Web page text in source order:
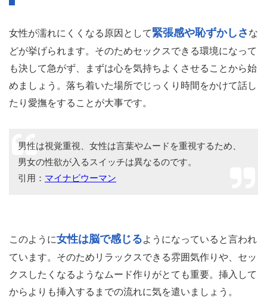
女性が濡れにくくなる原因として緊張感や恥ずかしさ な
どが挙げられます。そのためセックスできる環境になって
も決して急がず、まずは心を気持ちよくさせることから始
めましょう。落ち着いた場所でじっくり時間をかけて話し
たり愛撫をすることが大事です。
男性は視覚重視、女性は言葉やムードを重視するため、
男女の性欲が入るスイッチは異なるのです。
引用： マイナビウーマン
このように女性は脳で感じるようになっていると言われ
ています。そのためリラックスできる雰囲気作りや、セッ
クスしたくなるようなムード作りがとても重要。挿入して
からよりも挿入するまでの流れに気を遣いましょう。